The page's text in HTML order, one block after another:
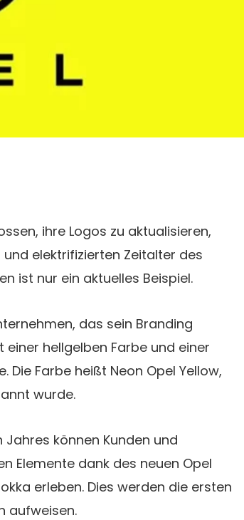
ihre Logos zu aktualisieren,
elektrifizierten Zeitalter des
ist nur ein aktuelles Beispiel.
das sein Branding
hellgelben Farbe und einer
Farbe heißt Neon Opel Yellow,
wurde.
können Kunden und
Elemente dank des neuen Opel
erleben. Dies werden die ersten
aufweisen.